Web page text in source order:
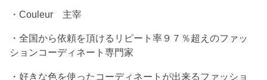
・Couleur 主宰
・全国から依頼を頂けるリピート率９７％超えのファッ
ションコーディネート専門家
・好きな色を使ったコーディネートが出来るファッショ